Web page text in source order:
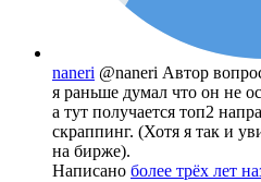
naneri @naneri Автор
я раньше думал что он не
а тут получается топ2
скраппинг. (Хотя я так и
на бирже).
Написано более трёх лет